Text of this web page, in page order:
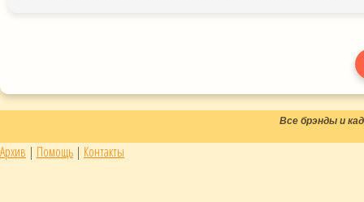
Все брэнды и
Архив | Помощь | Контакты